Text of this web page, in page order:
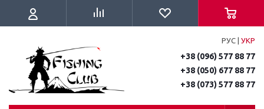
РУС УКР
+38 (096) 577 88 77
+38 (050) 677 88 77
+38 (073) 577 88 77